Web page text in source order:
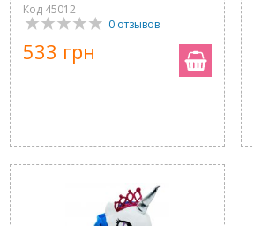
Код 45012
0 отзывов
533 грн